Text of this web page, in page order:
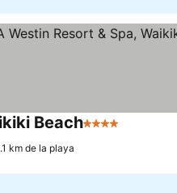
Beach4 Estrellas
km de la playa